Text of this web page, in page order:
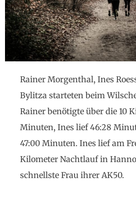
Rainer Morgenthal, Ines
Bylitza starteten beim
Rainer benötigte über die 10
Minuten, Ines lief 46:28
47:00 Minuten. Ines lief am
Kilometer Nachtlauf in
schnellste Frau ihrer AK50.